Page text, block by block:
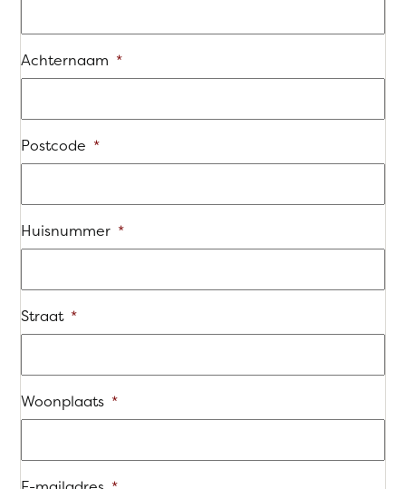
Achternaam *
Postcode *
Huisnummer *
Straat *
Woonplaats *